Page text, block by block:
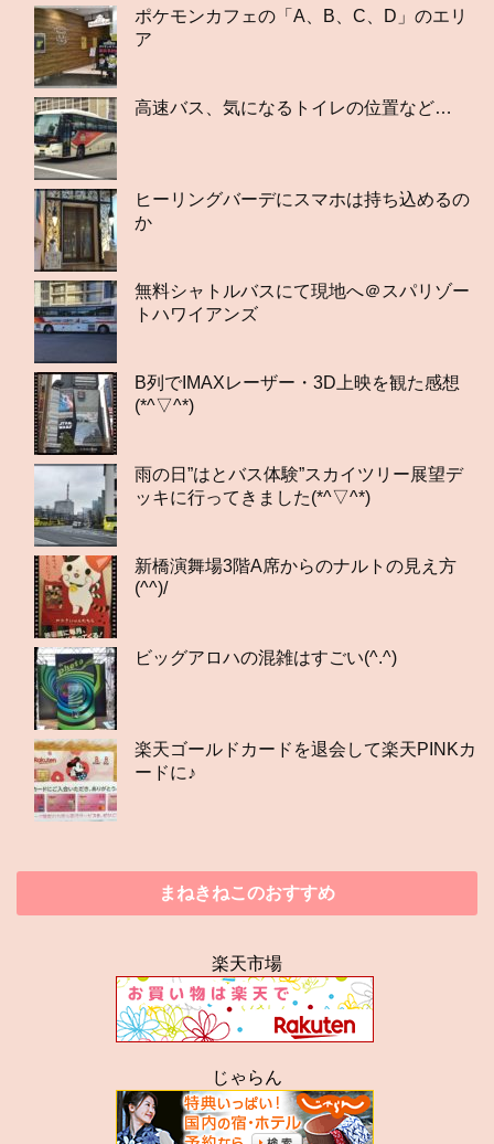
ポケモンカフェの「A、B、C、D」のエリ
ア
高速バス、気になるトイレの位置など…
ヒーリングバーデにスマホは持ち込めるの
か
無料シャトルバスにて現地へ＠スパリゾー
トハワイアンズ
B列でIMAXレーザー・3D上映を観た感想
(*^▽^*)
雨の日”はとバス体験”スカイツリー展望デ
ッキに行ってきました(*^▽^*)
新橋演舞場3階A席からのナルトの見え方
(^^)/
ビッグアロハの混雑はすごい(^.^)
楽天ゴールドカードを退会して楽天PINKカ
ードに♪
まねきねこのおすすめ
楽天市場
じゃらん